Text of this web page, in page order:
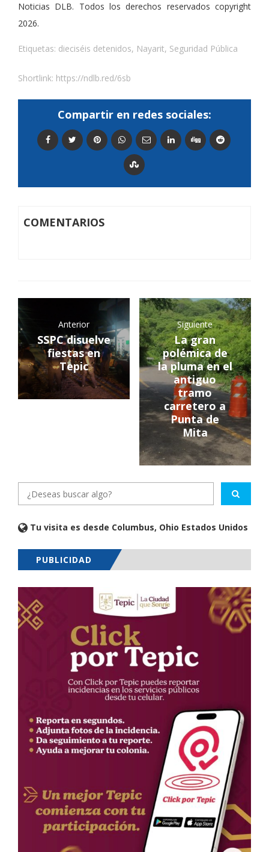
Noticias DLB. Todos los derechos reservados copyright
2026.
Etiquetas: dieciséis detenidos, Nayarit, Seguridad Pública
Shortlink: https://ndlb.red/6sb
Compartir en redes sociales:
COMENTARIOS
Anterior
SSPC disuelve
fiestas en
Tepic
Siguiente
La gran
polémica de
la pluma en el
antiguo
tramo
carretero a
Punta de
Mita
Tu visita es desde Columbus, Ohio Estados Unidos
PUBLICIDAD